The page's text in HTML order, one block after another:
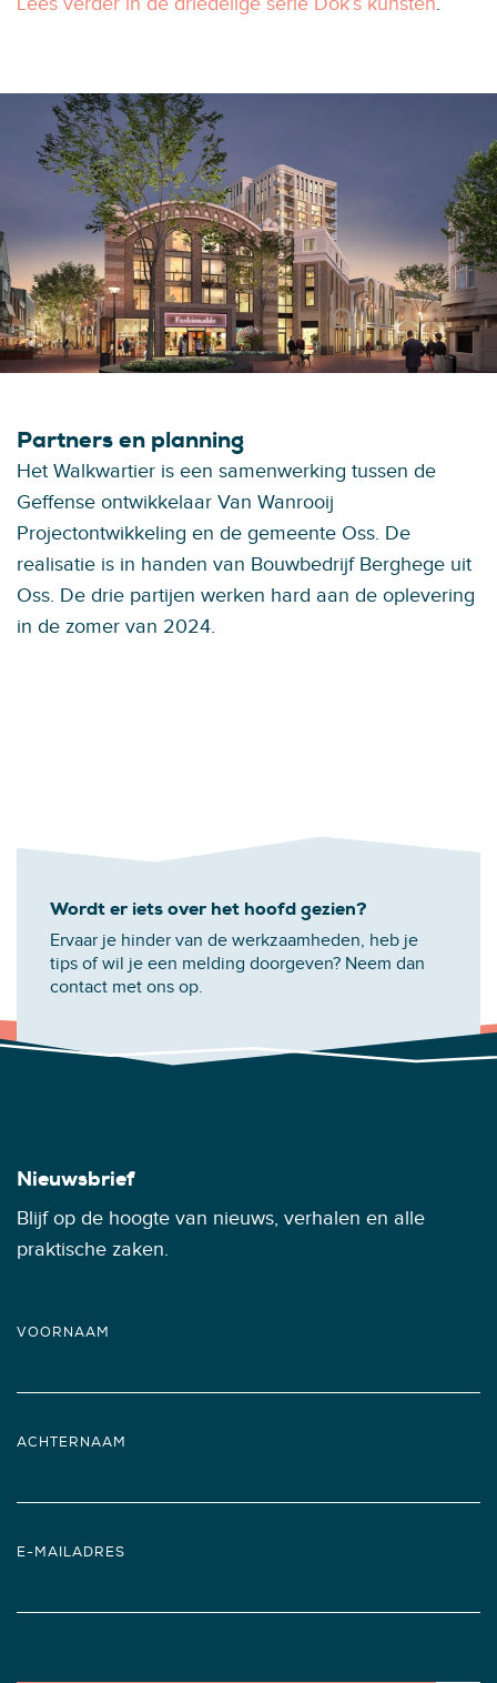
Partners en planning
Het Walkwartier is een samenwerking tussen de
Geffense ontwikkelaar Van Wanrooij
Projectontwikkeling en de gemeente Oss. De
realisatie is in handen van Bouwbedrijf Berghege uit
Oss. De drie partijen werken hard aan de oplevering
in de zomer van 2024.
Wordt er iets over het hoofd gezien?
Ervaar je hinder van de werkzaamheden, heb je
tips of wil je een melding doorgeven? Neem dan
contact met ons op.
Nieuwsbrief
Blijf op de hoogte van nieuws, verhalen en alle
praktische zaken.
VOORNAAM
ACHTERNAAM
E-MAILADRES